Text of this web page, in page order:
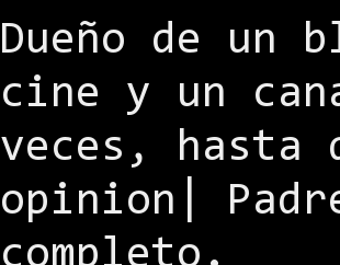
Dueño de un
cine y un
veces, hasta
opinion|